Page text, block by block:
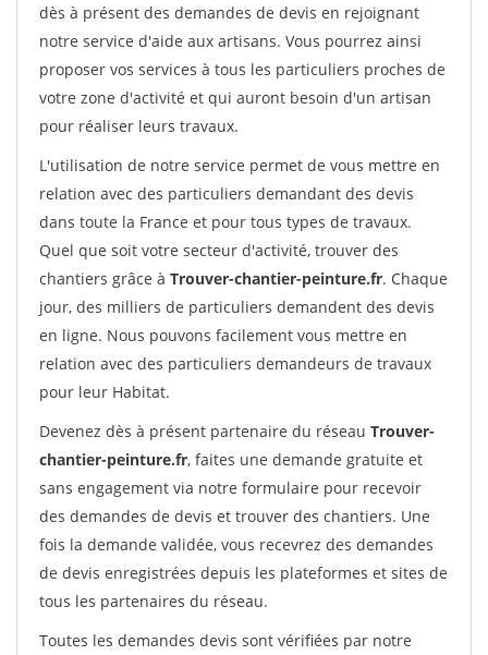
dès à présent des demandes de devis en rejoignant
notre service d'aide aux artisans. Vous pourrez ainsi
proposer vos services à tous les particuliers proches de
votre zone d'activité et qui auront besoin d'un artisan
pour réaliser leurs travaux.
L'utilisation de notre service permet de vous mettre en
relation avec des particuliers demandant des devis
dans toute la France et pour tous types de travaux.
Quel que soit votre secteur d'activité, trouver des
chantiers grâce à Trouver-chantier-peinture.fr. Chaque
jour, des milliers de particuliers demandent des devis
en ligne. Nous pouvons facilement vous mettre en
relation avec des particuliers demandeurs de travaux
pour leur Habitat.
Devenez dès à présent partenaire du réseau Trouver-
chantier-peinture.fr, faites une demande gratuite et
sans engagement via notre formulaire pour recevoir
des demandes de devis et trouver des chantiers. Une
fois la demande validée, vous recevrez des demandes
de devis enregistrées depuis les plateformes et sites de
tous les partenaires du réseau.
Toutes les demandes devis sont vérifiées par notre